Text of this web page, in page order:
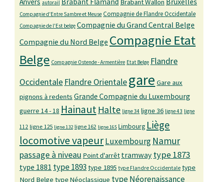
autorail
Compagnie d'Entre Sambre et Meuse Compagnie de Flandre Occidentale
Compagnie de l'Est belge Compagnie du Grand Central Belge
Compagnie du Nord Belge Compagnie Etat
Belge Compagnie Ostende - Armentière Etat Belge Flandre
Occidentale Flandre Orientalegare Gare aux
pignons à redents Grande Compagnie du Luxembourg
guerre 14 - 18 Hainaut Halte ligne 34 ligne 36 ligne 43 ligne
112 ligne 125 ligne 132 ligne 162 ligne 165 Limbourg Liège
locomotive vapeurLuxembourg Namur
passage à niveau Point d'arrêt tramway type 1873
type 1881 type 1893 type 1895 type Flandre Occidentale type
Nord Belge type Néoclassique type Néorenaissance